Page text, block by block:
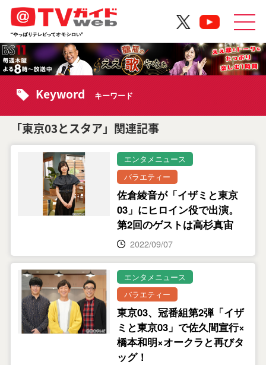
Keyword キーワード
「東京03とスタア」関連記事
エンタメニュース
バラエティー
佐倉綾音が「イザミと東京
03」にヒロイン役で出演。
第2回のゲストは高杉真宙
2022/09/07
エンタメニュース
バラエティー
東京03、冠番組第2弾「イザ
ミと東京03」で佐久間宣行×
橋本和明×オークラと再びタ
ッグ！